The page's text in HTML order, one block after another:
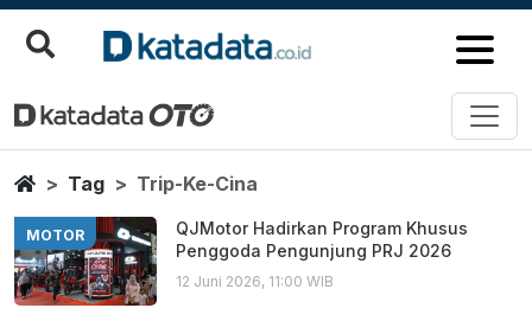
Trip Ke Cina
Berita Terbaru
HomeTag Trip-Ke-Cina
MOTOR
QJMotor Hadirkan Program Khusus
Penggoda Pengunjung PRJ 2026
12 Juni 2026, 11:00 WIB